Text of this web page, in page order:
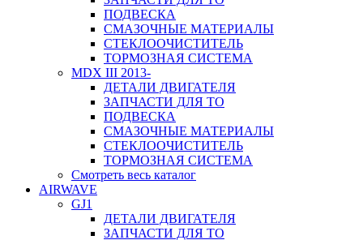
ПОДВЕСКА
СМАЗОЧНЫЕ МАТЕРИАЛЫ
СТЕКЛООЧИСТИТЕЛЬ
ТОРМОЗНАЯ СИСТЕМА
MDX III 2013-
ДЕТАЛИ ДВИГАТЕЛЯ
ЗАПЧАСТИ ДЛЯ ТО
ПОДВЕСКА
СМАЗОЧНЫЕ МАТЕРИАЛЫ
СТЕКЛООЧИСТИТЕЛЬ
ТОРМОЗНАЯ СИСТЕМА
Смотреть весь каталог
AIRWAVE
GJ1
ДЕТАЛИ ДВИГАТЕЛЯ
ЗАПЧАСТИ ДЛЯ ТО